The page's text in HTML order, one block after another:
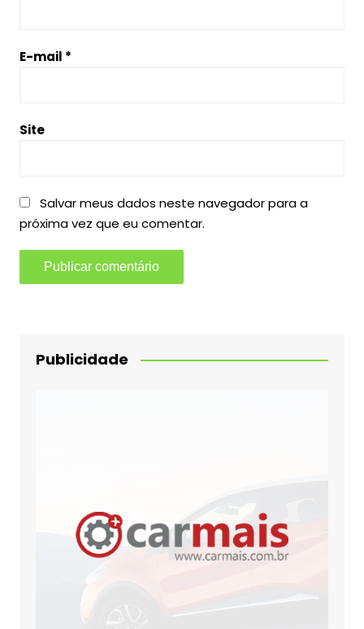
E-mail *
Site
Salvar meus dados neste navegador para a
próxima vez que eu comentar.
Publicidade